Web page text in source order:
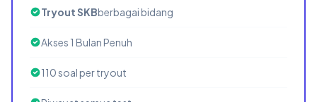
Tryout SKBberbagai bidang
Akses 1 Bulan Penuh
110 soal per tryout